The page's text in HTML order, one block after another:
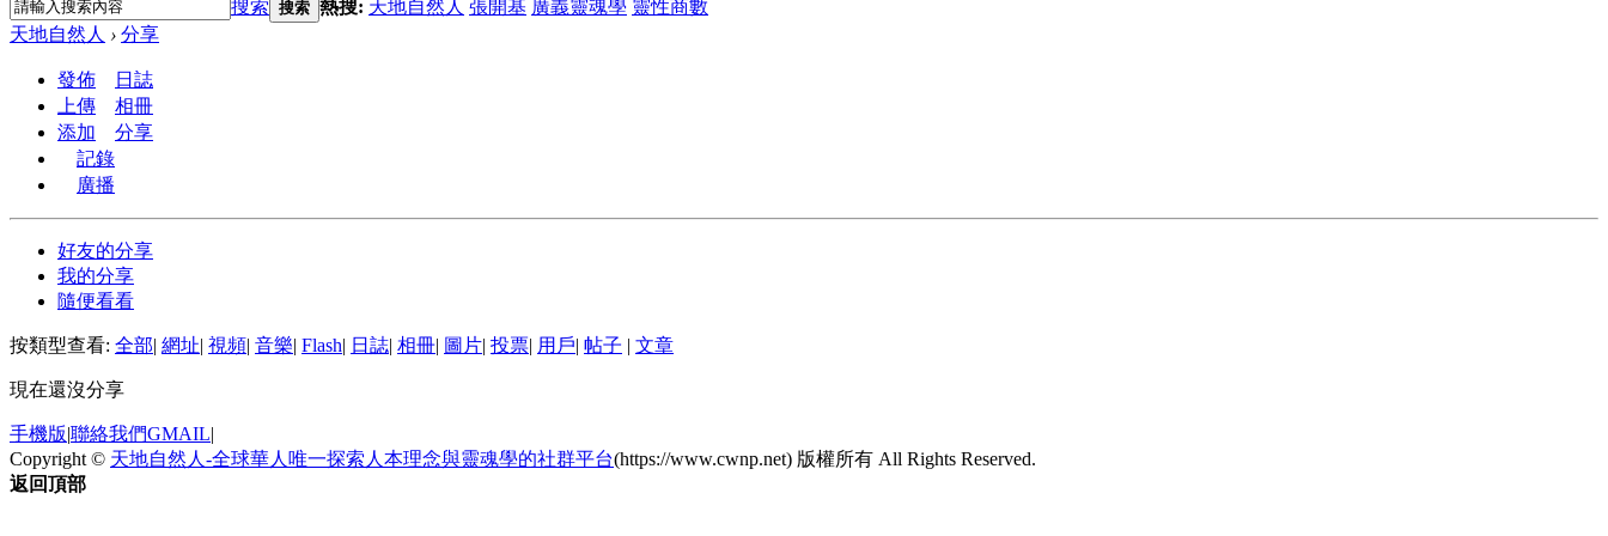
搜索 搜索 熱搜: 天地自然人 張開基 廣義靈魂學 靈性商數
天地自然人 › 分享
發佈
日誌
上傳
相冊
添加
分享
記錄
廣播
好友的分享
我的分享
隨便看看
按類型查看: 全部| 網址| 視頻| 音樂| Flash| 日誌| 相冊| 圖片| 投票| 用戶| 帖子 | 文章
現在還沒分享
手機版|聯絡我們GMAIL|
Copyright © 天地自然人-全球華人唯一探索人本理念與靈魂學的社群平台(https://www.cwnp.net) 版權所有 All Rights Reserved.
返回頂部